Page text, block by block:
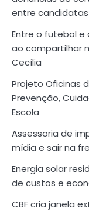
entre candidatas
Entre o futebol e
ao compartilhar
Cecília
Projeto Oficinas
Prevenção,
Escola
Assessoria de
mídia e sair na
Energia solar
de custos e
CBF cria janela